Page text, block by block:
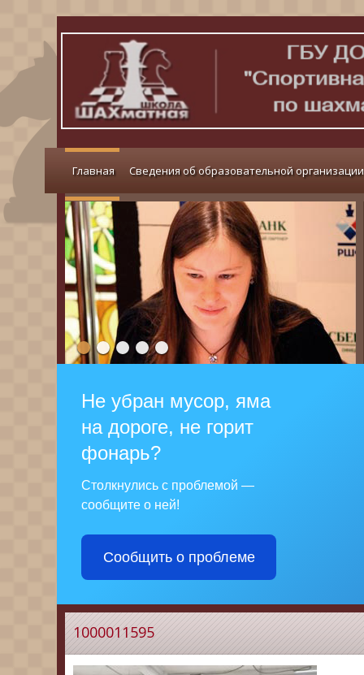
Главная Сведения об образовательной организации
Не убран мусор, яма
на дороге, не горит
фонарь?
Столкнулись с проблемой —
сообщите о ней!
Сообщить о проблеме
1000011595